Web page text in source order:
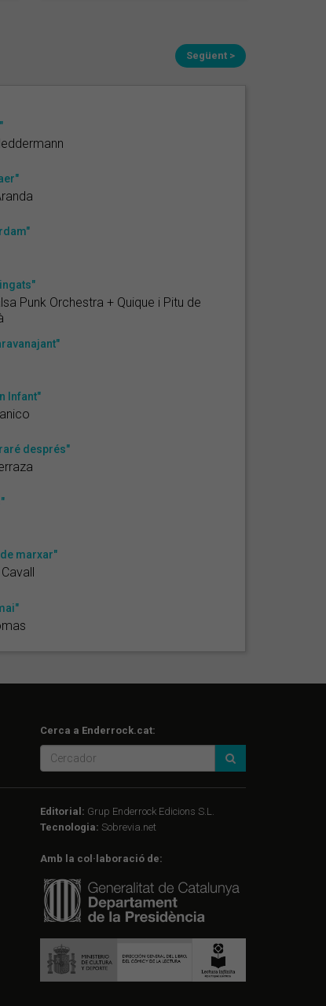
Següent >
Punk Orchestra + Quique i Pitu de
Infant"
després"
marxar"
Cerca a Enderrock.cat:
Editorial: Grup Enderrock Edicions S.L.
Tecnologia: Sobrevia.net
Amb la col·laboració de: